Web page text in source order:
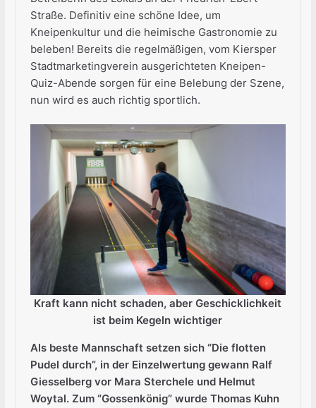
Straße. Definitiv eine schöne Idee, um
Kneipenkultur und die heimische Gastronomie zu
beleben! Bereits die regelmäßigen, vom Kiersper
Stadtmarketingverein ausgerichteten Kneipen-
Quiz-Abende sorgen für eine Belebung der Szene,
nun wird es auch richtig sportlich.
Kraft kann nicht schaden, aber Geschicklichkeit
ist beim Kegeln wichtiger
Als beste Mannschaft setzen sich “Die flotten
Pudel durch”, in der Einzelwertung gewann Ralf
Giesselberg vor Mara Sterchele und Helmut
Woytal. Zum “Gossenkönig” wurde Thomas Kuhn